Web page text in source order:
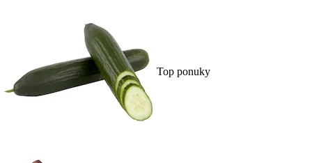
Top ponuky